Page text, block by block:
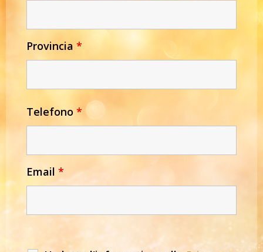
Provincia *
Telefono *
Email *